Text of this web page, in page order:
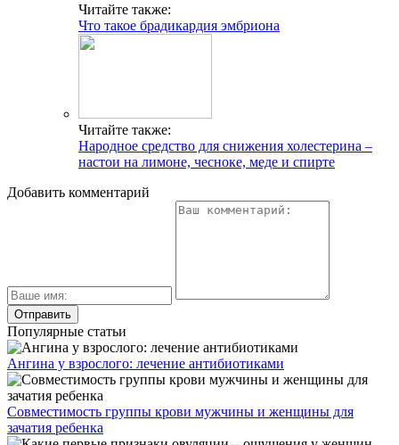
Читайте также:
Что такое брадикардия эмбриона
Читайте также:
Народное средство для снижения холестерина –
настои на лимоне, чесноке, меде и спирте
Добавить комментарий
Популярные статьи
Ангина у взрослого: лечение антибиотиками
Совместимость группы крови мужчины и женщины для
зачатия ребенка